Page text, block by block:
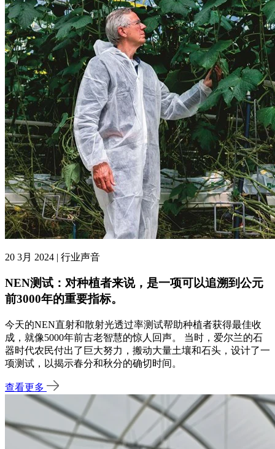
20 3月 2024 | 行业声音
NEN测试：对种植者来说，是一项可以追溯到公元
前3000年的重要指标。
今天的NEN直射和散射光透过率测试帮助种植者获得最佳收
成，就像5000年前古老智慧的惊人回声。 当时，爱尔兰的石
器时代农民付出了巨大努力，搬动大量土壤和石头，设计了一
项测试，以揭示春分和秋分的确切时间。
查看更多